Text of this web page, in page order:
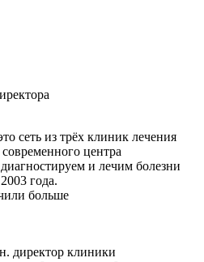
сеть из трёх клиник лечения
центра
и лечим болезни
года.
больше
директор клиники